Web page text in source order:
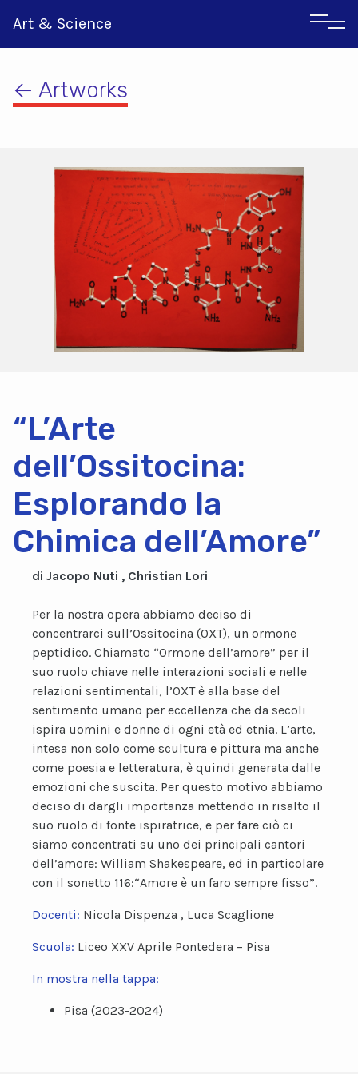
Art & Science
Greek
← Artworks
“L’Arte
dell’Ossitocina:
Esplorando la
Chimica dell’Amore”
di Jacopo Nuti , Christian Lori
Per la nostra opera abbiamo deciso di
concentrarci sull’Ossitocina (OXT), un ormone
peptidico. Chiamato “Ormone dell’amore” per il
suo ruolo chiave nelle interazioni sociali e nelle
relazioni sentimentali, l’OXT è alla base del
sentimento umano per eccellenza che da secoli
ispira uomini e donne di ogni età ed etnia. L’arte,
intesa non solo come scultura e pittura ma anche
come poesia e letteratura, è quindi generata dalle
emozioni che suscita. Per questo motivo abbiamo
deciso di dargli importanza mettendo in risalto il
suo ruolo di fonte ispiratrice, e per fare ciò ci
siamo concentrati su uno dei principali cantori
dell’amore: William Shakespeare, ed in particolare
con il sonetto 116:“Amore è un faro sempre fisso”.
Docenti: Nicola Dispenza , Luca Scaglione
Scuola: Liceo XXV Aprile Pontedera – Pisa
In mostra nella tappa:
Pisa (2023-2024)